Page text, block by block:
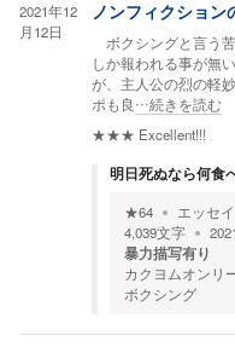
2021年12
月12日
ノンフィクション
ボクシングと言う
しか報われる事が無
が、主人公の烈の軽
ポも良…続きを読む
★★★ Excellent!!!
明日死ぬなら何食
★64 エッセ
4,039文字
暴力描写有り
カクヨムオンリ
ボクシング